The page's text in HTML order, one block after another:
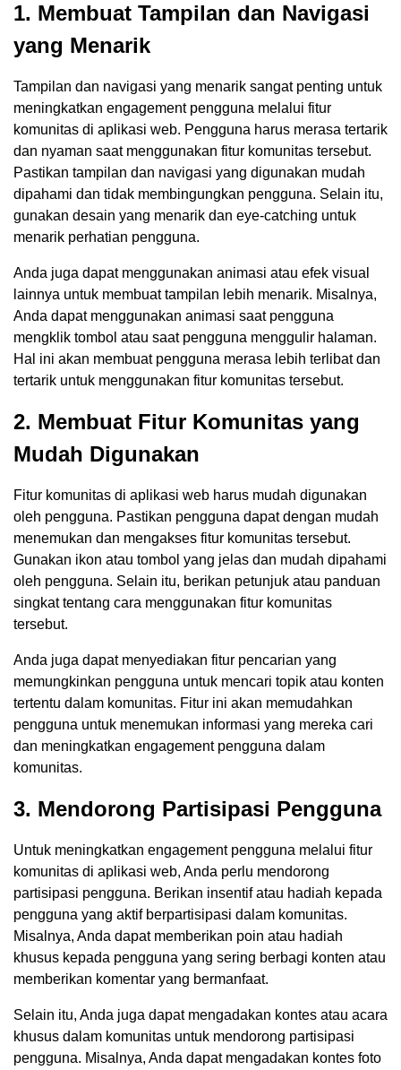
1. Membuat Tampilan dan Navigasi
yang Menarik
Tampilan dan navigasi yang menarik sangat penting untuk
meningkatkan engagement pengguna melalui fitur
komunitas di aplikasi web. Pengguna harus merasa tertarik
dan nyaman saat menggunakan fitur komunitas tersebut.
Pastikan tampilan dan navigasi yang digunakan mudah
dipahami dan tidak membingungkan pengguna. Selain itu,
gunakan desain yang menarik dan eye-catching untuk
menarik perhatian pengguna.
Anda juga dapat menggunakan animasi atau efek visual
lainnya untuk membuat tampilan lebih menarik. Misalnya,
Anda dapat menggunakan animasi saat pengguna
mengklik tombol atau saat pengguna menggulir halaman.
Hal ini akan membuat pengguna merasa lebih terlibat dan
tertarik untuk menggunakan fitur komunitas tersebut.
2. Membuat Fitur Komunitas yang
Mudah Digunakan
Fitur komunitas di aplikasi web harus mudah digunakan
oleh pengguna. Pastikan pengguna dapat dengan mudah
menemukan dan mengakses fitur komunitas tersebut.
Gunakan ikon atau tombol yang jelas dan mudah dipahami
oleh pengguna. Selain itu, berikan petunjuk atau panduan
singkat tentang cara menggunakan fitur komunitas
tersebut.
Anda juga dapat menyediakan fitur pencarian yang
memungkinkan pengguna untuk mencari topik atau konten
tertentu dalam komunitas. Fitur ini akan memudahkan
pengguna untuk menemukan informasi yang mereka cari
dan meningkatkan engagement pengguna dalam
komunitas.
3. Mendorong Partisipasi Pengguna
Untuk meningkatkan engagement pengguna melalui fitur
komunitas di aplikasi web, Anda perlu mendorong
partisipasi pengguna. Berikan insentif atau hadiah kepada
pengguna yang aktif berpartisipasi dalam komunitas.
Misalnya, Anda dapat memberikan poin atau hadiah
khusus kepada pengguna yang sering berbagi konten atau
memberikan komentar yang bermanfaat.
Selain itu, Anda juga dapat mengadakan kontes atau acara
khusus dalam komunitas untuk mendorong partisipasi
pengguna. Misalnya, Anda dapat mengadakan kontes foto